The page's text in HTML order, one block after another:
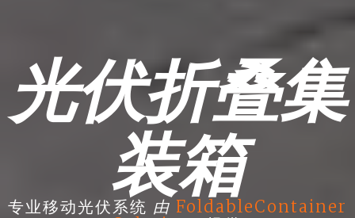
光伏折叠集
装箱
专业移动光伏系统 由 FoldableContainer